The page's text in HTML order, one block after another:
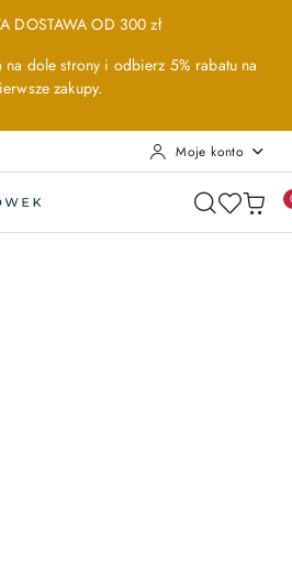
DOSTAWA OD 300 zł
na dole strony i odbierz 5% rabatu na
zakupy.
Moje konto